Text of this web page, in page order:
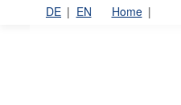
DE EN Home